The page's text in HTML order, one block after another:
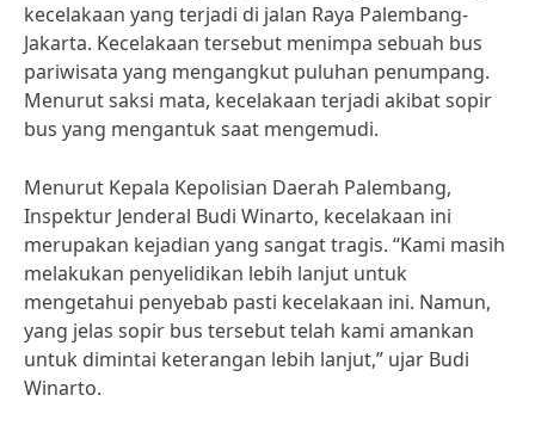
kecelakaan yang terjadi di jalan Raya Palembang-
Jakarta. Kecelakaan tersebut menimpa sebuah bus
pariwisata yang mengangkut puluhan penumpang.
Menurut saksi mata, kecelakaan terjadi akibat sopir
bus yang mengantuk saat mengemudi.
Menurut Kepala Kepolisian Daerah Palembang,
Inspektur Jenderal Budi Winarto, kecelakaan ini
merupakan kejadian yang sangat tragis. “Kami masih
melakukan penyelidikan lebih lanjut untuk
mengetahui penyebab pasti kecelakaan ini. Namun,
yang jelas sopir bus tersebut telah kami amankan
untuk dimintai keterangan lebih lanjut,” ujar Budi
Winarto.